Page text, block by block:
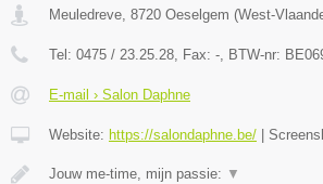
Meuledreve, 8720 Oeselgem (West-
Tel: 0475 / 23.25.28, Fax: -, BTW-nr:
E-mail › Salon Daphne
Website: https://salondaphne.be/
Jouw me-time, mijn passie: ▼